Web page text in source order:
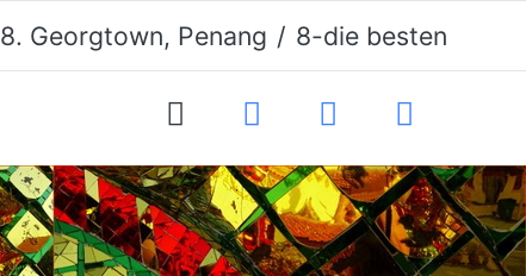
8. Georgtown, Penang 8-die besten